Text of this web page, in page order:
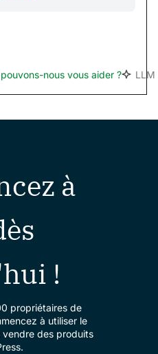
nous vous aider ? LLM
à
!
propriétaires de
à utiliser le
vendre des produits